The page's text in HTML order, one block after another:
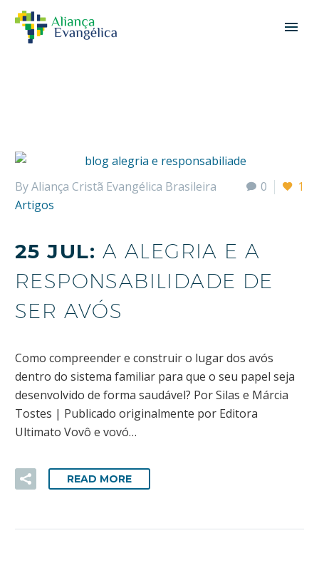
0 1
By Aliança Cristã Evangélica Brasileira
Artigos
25 JUL:A ALEGRIA E A
RESPONSABILIDADE DE
SER AVÓS
Como compreender e construir o lugar dos avós
dentro do sistema familiar para que o seu papel seja
desenvolvido de forma saudável? Por Silas e Márcia
Tostes | Publicado originalmente por Editora
Ultimato Vovô e vovó…
READ MORE